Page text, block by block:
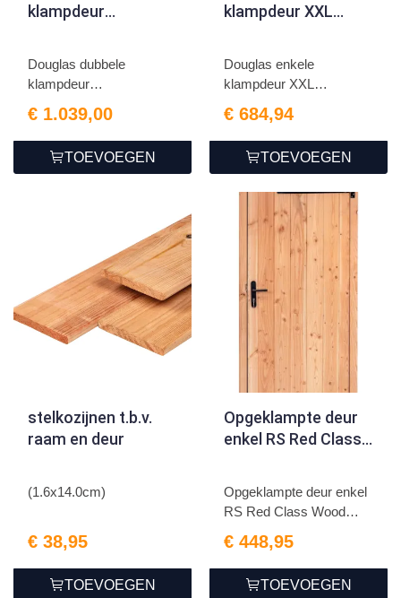
klampdeur
linksdraaiend
Douglas dubbele
klampdeur
€ 1.039,00
TOEVOEGEN
klampdeur XXL
linksdraaiend
Douglas enkele
klampdeur XXL
€ 684,94
TOEVOEGEN
stelkozijnen t.b.v.
raam en deur
(1.6x14.0cm)
€ 38,95
TOEVOEGEN
Opgeklampte deur
enkel RS Red Class
Opgeklampte deur enkel
RS Red Class Wood
€ 448,95
TOEVOEGEN